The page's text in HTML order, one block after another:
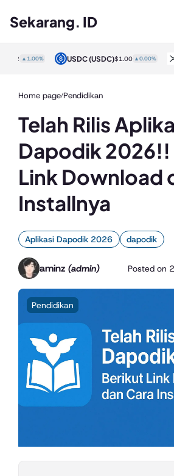
Sekarang. ID
USDC (USDC)$1.00▲0.00% XRP
Home page/Pendidikan
Telah Rilis
Dapodik
Link Download
Installnya
Aplikasi Dapodik 2026 dapodik
aminz (admin) Posted on
Pendidikan